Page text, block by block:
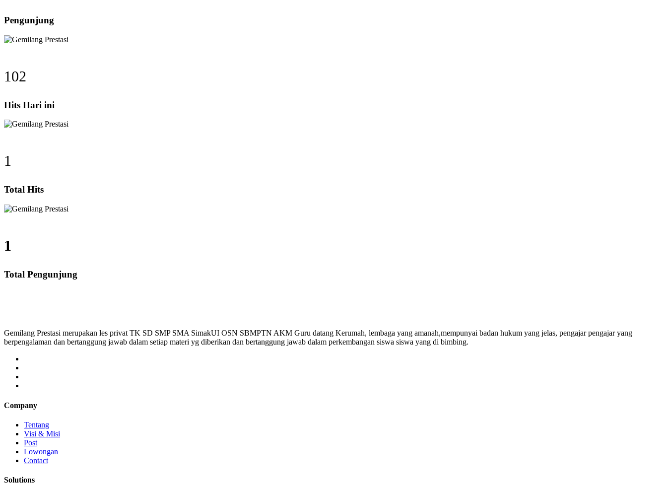
Pengunjung
102
Hits Hari ini
1
Total Hits
1
Total Pengunjung
Gemilang Prestasi merupakan les privat TK SD SMP SMA SimakUI OSN SBMPTN AKM Guru datang Kerumah, lembaga yang amanah,mempunyai badan hukum yang jelas, pengajar pengajar yang
berpengalaman dan bertanggung jawab dalam setiap materi yg diberikan dan bertanggung jawab dalam perkembangan siswa siswa yang di bimbing.
Company
Tentang
Visi & Misi
Post
Lowongan
Contact
Solutions